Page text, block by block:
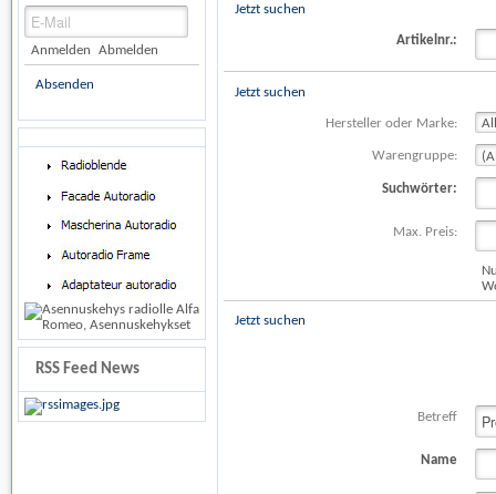
Anmelden Abmelden
Absenden
RSS Feed News
Jetzt suchen
Artikelnr.:
Jetzt suchen
Hersteller oder Marke:
Warengruppe:
Suchwörter:
Max. Preis:
Jetzt suchen
Betreff
Name